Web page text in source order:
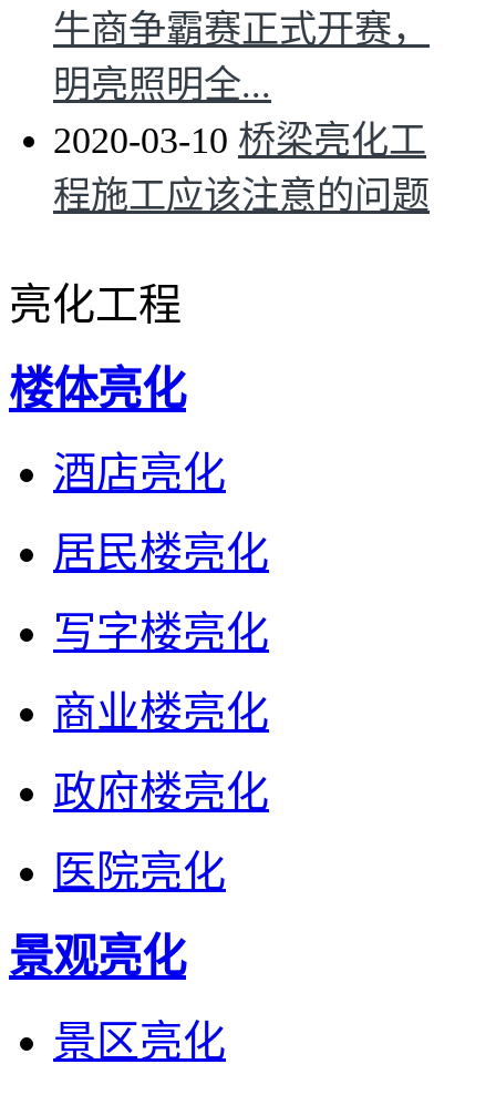
牛商争霸赛正式开赛，
明亮照明全...
2020-03-10 桥梁亮化工
程施工应该注意的问题
亮化工程
楼体亮化
酒店亮化
居民楼亮化
写字楼亮化
商业楼亮化
政府楼亮化
医院亮化
景观亮化
景区亮化